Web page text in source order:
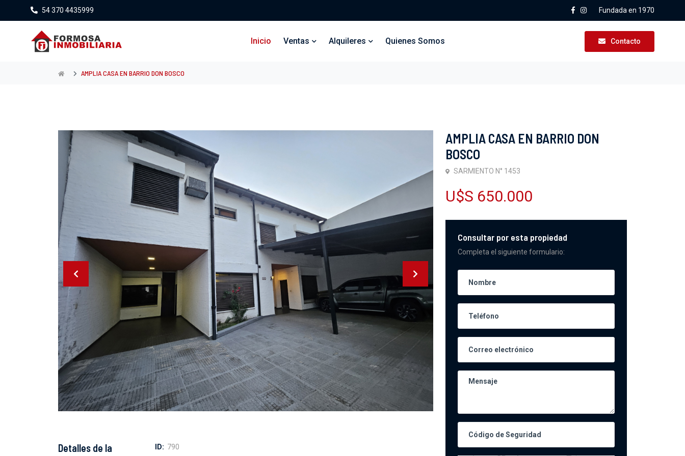
54 370 4435999 Fundada en 1970
Inicio Ventas Alquileres Quienes Somos Contacto
AMPLIA CASA EN BARRIO DON BOSCO
AMPLIA CASA EN BARRIO DON
BOSCO
SARMIENTO N° 1453
U$S 650.000
Consultar por esta propiedad
Completa el siguiente formulario:
Detalles de la
ID: 790